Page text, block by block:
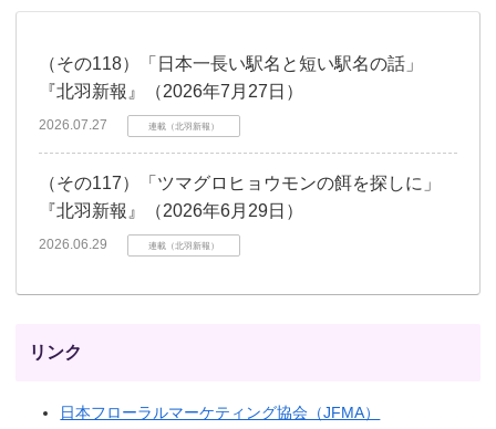
（その118）「日本一長い駅名と短い駅名の話」
『北羽新報』（2026年7月27日）
2026.07.27 連載（北羽新報）
（その117）「ツマグロヒョウモンの餌を探しに」
『北羽新報』（2026年6月29日）
2026.06.29 連載（北羽新報）
リンク
日本フローラルマーケティング協会（JFMA）